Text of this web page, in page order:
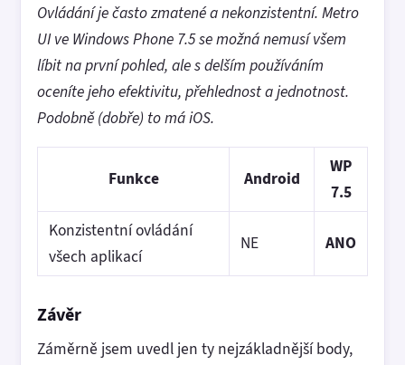
Ovládání je často zmatené a nekonzistentní. Metro
UI ve Windows Phone 7.5 se možná nemusí všem
líbit na první pohled, ale s delším používáním
oceníte jeho efektivitu, přehlednost a jednotnost.
Podobně (dobře) to má iOS.
Funkce Android
WP
7.5
Konzistentní ovládání
všech aplikací
NE ANO
Závěr
Záměrně jsem uvedl jen ty nejzákladnější body,